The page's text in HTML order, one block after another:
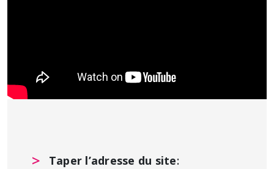
Taper l’adresse du site: